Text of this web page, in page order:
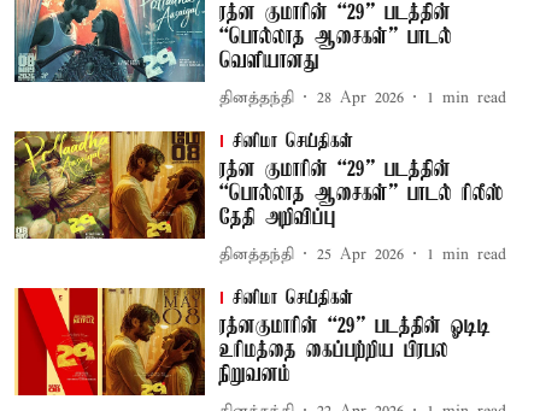
ரத்ன குமாரின் “29” படத்தின்
“பொல்லாத ஆசைகள்” பாடல்
வெளியானது
தினத்தந்தி 28 Apr 2026 1 min read
சினிமா செய்திகள்
ரத்ன குமாரின் “29” படத்தின்
“பொல்லாத ஆசைகள்” பாடல் ரிலீஸ்
தேதி அறிவிப்பு
தினத்தந்தி 25 Apr 2026 1 min read
சினிமா செய்திகள்
ரத்னகுமாரின் “29” படத்தின் ஓடிடி
உரிமத்தை கைப்பற்றிய பிரபல
நிறுவனம்